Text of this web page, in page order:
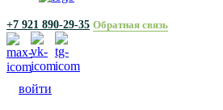
+7 921 890-29-35 Обратная связь
войти